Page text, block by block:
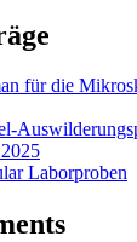
für die
Laborproben